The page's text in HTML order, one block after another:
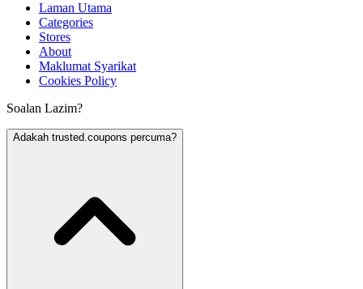
Laman Utama
Categories
Stores
About
Maklumat Syarikat
Cookies Policy
Soalan Lazim?
Adakah trusted.coupons percuma?